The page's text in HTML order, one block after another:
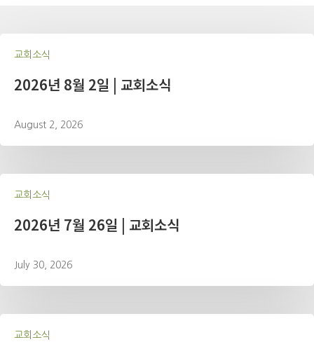
교회소식
2026년 8월 2일 | 교회소식
August 2, 2026
교회소식
2026년 7월 26일 | 교회소식
July 30, 2026
교회소식